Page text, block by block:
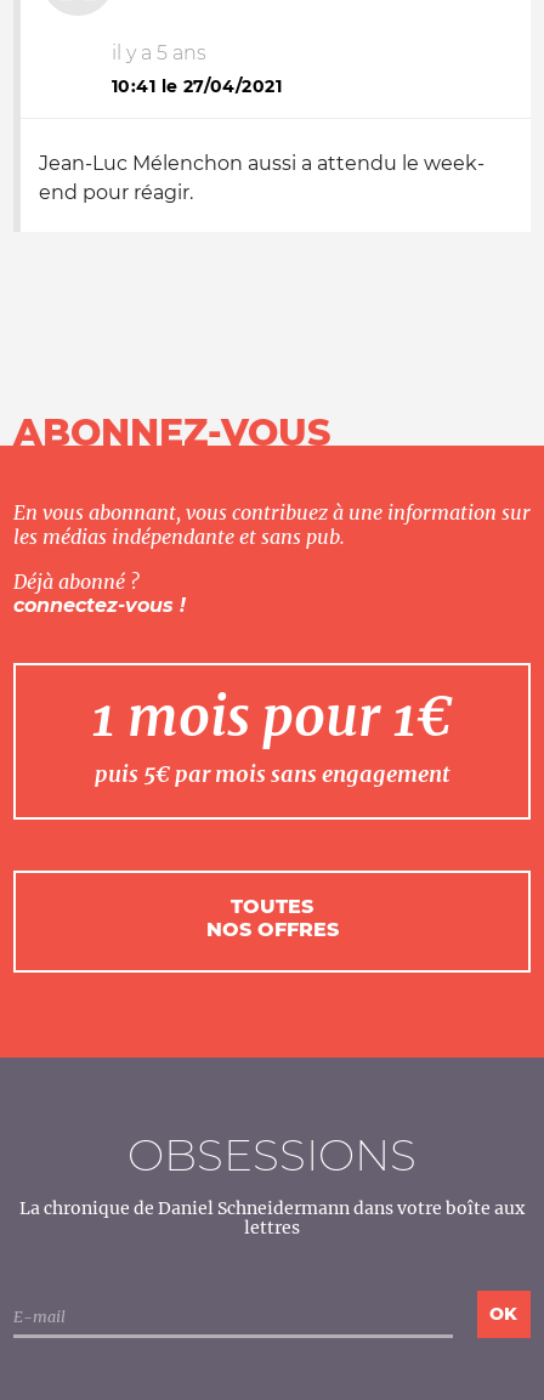
il y a 5 ans
10:41 le 27/04/2021
Jean-Luc Mélenchon aussi a attendu le week-
end pour réagir.
ABONNEZ-VOUS
En vous abonnant, vous contribuez à une information sur
les médias indépendante et sans pub.
Déjà abonné ?
connectez-vous !
1 mois pour 1€
puis 5€ par mois sans engagement
TOUTES
NOS OFFRES
OBSESSIONS
La chronique de Daniel Schneidermann dans votre boîte aux
lettres